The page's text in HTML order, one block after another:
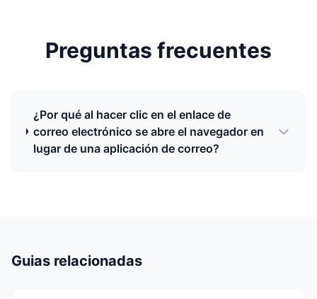
Preguntas frecuentes
¿Por qué al hacer clic en el enlace de
correo electrónico se abre el navegador en
lugar de una aplicación de correo?
Guias relacionadas